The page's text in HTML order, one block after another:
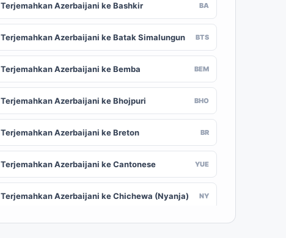
Terjemahkan Azerbaijani ke Bashkir BA
Terjemahkan Azerbaijani ke Batak Simalungun BTS
Terjemahkan Azerbaijani ke Bemba BEM
Terjemahkan Azerbaijani ke Bhojpuri BHO
Terjemahkan Azerbaijani ke Breton BR
Terjemahkan Azerbaijani ke Cantonese YUE
Terjemahkan Azerbaijani ke Chichewa (Nyanja) NY